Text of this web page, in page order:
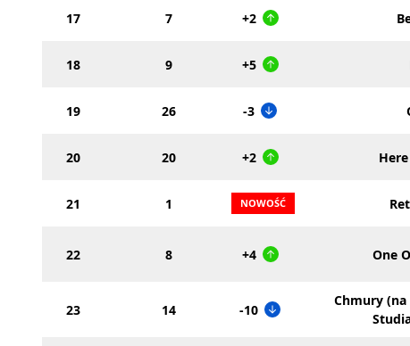
17 7 +2
18 9 +5
19 26 -3
20 20 +2
21 1
22 8 +4 One
23 14 -10
Chmury (na